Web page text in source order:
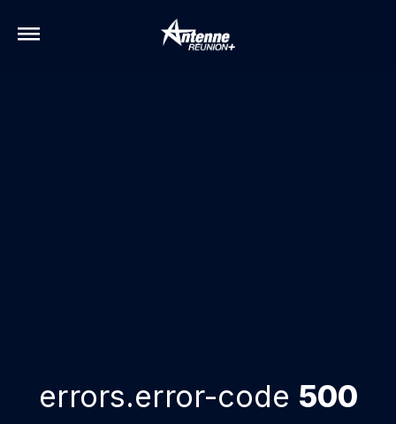
errors.error-code 500